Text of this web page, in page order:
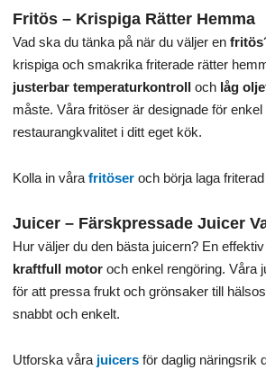
Fritös – Krispiga Rätter Hemma
Vad ska du tänka på när du väljer en fritös
krispiga och smakrika friterade rätter
justerbar temperaturkontroll och låg
måste. Våra fritöser är designade för
restaurangkvalitet i ditt eget kök.
Kolla in våra fritöser och börja laga
Juicer – Färskpressade Juicer
Hur väljer du den bästa juicern? En effektiv
kraftfull motor och enkel rengöring. Våra
för att pressa frukt och grönsaker till
snabbt och enkelt.
Utforska våra juicers för daglig näringsrik